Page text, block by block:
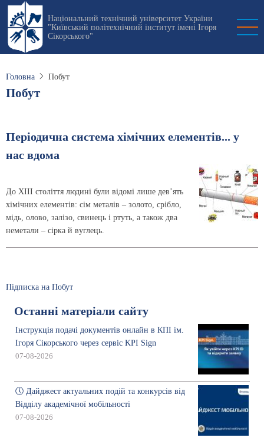
Перейти
основного
вмісту
Національний технічний університет України
"Київський політехнічний інститут імені Ігоря
Сікорського"
Головна Побут
Побут
Перiодична система хiмiчних елементiв... у
нас вдома
До ХІІІ століття людині були відомі лише дев’ять
хімічних елементів: сім металів – золото, срібло,
мідь, олово, залізо, свинець і ртуть, а також два
неметали – сірка й вуглець.
Підписка на Побут
Останні матеріали сайту
Інструкція подачі документів онлайн в КПІ ім.
Ігоря Сікорського через сервіс KPI Sign
07-08-2026
🕔 Дайджест актуальних подій та конкурсів від
Відділу академічної мобільності
07-08-2026